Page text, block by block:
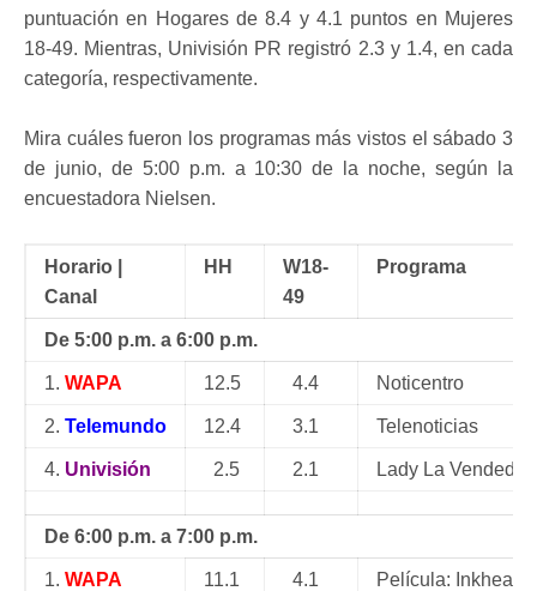
puntuación en Hogares de 8.4 y 4.1 puntos en Mujeres
18-49. Mientras, Univisión PR registró 2.3 y 1.4, en cada
categoría, respectivamente.
Mira cuáles fueron los programas más vistos el sábado 3
de junio, de 5:00 p.m. a 10:30 de la noche, según la
encuestadora Nielsen.
Horario |
Canal
HH
W18-
49
Programa
De 5:00 p.m. a 6:00 p.m.
1. WAPA 12.5 4.4 Noticentro
2. Telemundo 12.4 3.1 Telenoticias
4. Univisión 2.5 2.1 Lady La
De 6:00 p.m. a 7:00 p.m.
1. WAPA 11.1 4.1 Película: Inkheart